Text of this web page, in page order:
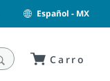
Español - MX
Carro